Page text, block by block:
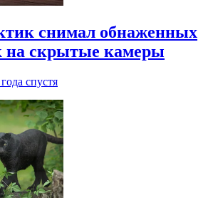
снимал обнаженных
на скрытые камеры
спустя